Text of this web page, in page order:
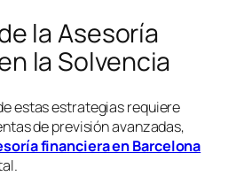
la Asesoría
la Solvencia
estas estrategias requiere
de previsión avanzadas,
financiera en Barcelona